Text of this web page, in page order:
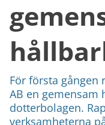
För första gången
AB en
dotterbolagen.
verksamheterna